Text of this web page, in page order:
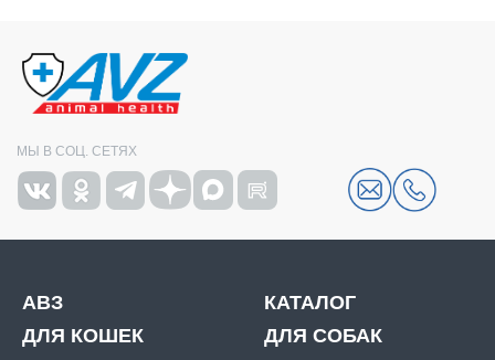
МЫ В СОЦ. СЕТЯХ
АВЗ
КАТАЛОГ
ДЛЯ КОШЕК
ДЛЯ СОБАК